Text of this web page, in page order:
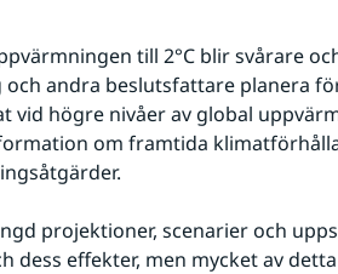
till 2°C blir svårare
andra beslutsfattare planera
högre nivåer av global
om framtida
projektioner, scenarier och
effekter, men mycket av